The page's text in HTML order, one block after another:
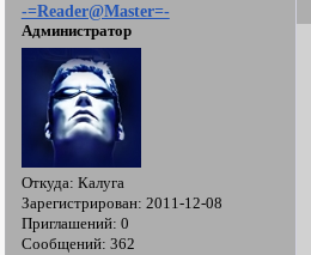
-=Reader@Master=-
Администратор
Откуда: Калуга
Зарегистрирован: 2011-12-08
Приглашений: 0
Сообщений: 362